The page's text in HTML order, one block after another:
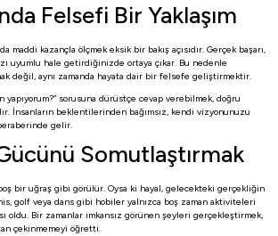
Felsefi Bir Yaklaşım
maddi kazançla ölçmek eksik bir bakış açısıdır. Gerçek başarı,
uyumlu hale getirdiğinizde ortaya çıkar. Bu nedenle
değil, aynı zamanda hayata dair bir felsefe geliştirmektir.
yapıyorum?” sorusuna dürüstçe cevap verebilmek, doğru
İnsanların beklentilerinden bağımsız, kendi vizyonunuzu
gelir.
Somutlaştırmak
bir uğraş gibi görülür. Oysa ki hayal, gelecekteki gerçekliğin
golf veya dans gibi hobiler yalnızca boş zaman aktiviteleri
oldu. Bir zamanlar imkansız görünen şeyleri gerçekleştirmek,
çekinmemeyi öğretti.